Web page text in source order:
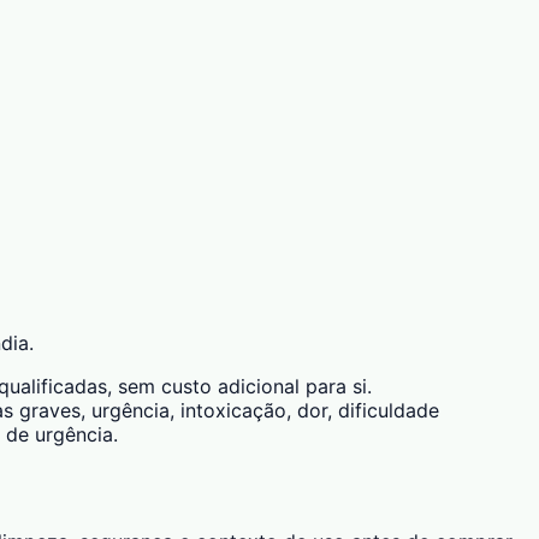
sem custo adicional para si.
graves, urgência, intoxicação, dor, dificuldade
urgência.